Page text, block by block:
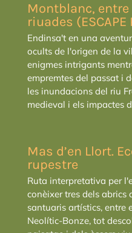
Montblanc,
riuades (ESCAPE
Endinsa't en una
ocults de l'origen de la
enigmes intrigants
empremtes del passat i
les inundacions del riu
medieval i els impactes
Mas d’en Llort.
rupestre
Ruta interpretativa per
conèixer tres dels abrics
santuaris artístics, entre
Neolític-Bonze, tot